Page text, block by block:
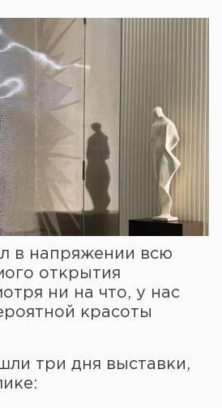
в напряжении всю
открытия
ни на что, у нас
красоты
три дня выставки,